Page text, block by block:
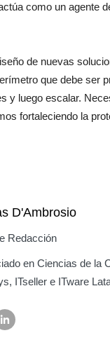
como un agente
de nuevas
que debe ser
y luego escalar.
fortaleciendo la
D'Ambrosio
Redacción
en Ciencias de la
ITseller e ITware